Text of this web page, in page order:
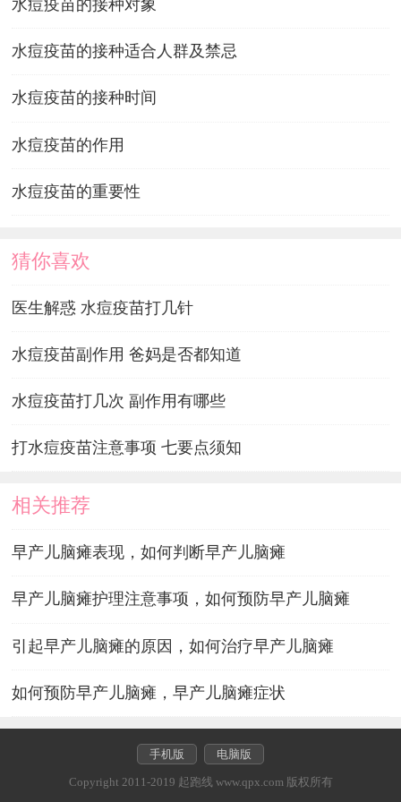
水痘疫苗的接种对象
水痘疫苗的接种适合人群及禁忌
水痘疫苗的接种时间
水痘疫苗的作用
水痘疫苗的重要性
猜你喜欢
医生解惑 水痘疫苗打几针
水痘疫苗副作用 爸妈是否都知道
水痘疫苗打几次 副作用有哪些
打水痘疫苗注意事项 七要点须知
相关推荐
早产儿脑瘫表现，如何判断早产儿脑瘫
早产儿脑瘫护理注意事项，如何预防早产儿脑瘫
引起早产儿脑瘫的原因，如何治疗早产儿脑瘫
如何预防早产儿脑瘫，早产儿脑瘫症状
手机版 电脑版
Copyright 2011-2019 起跑线 www.qpx.com 版权所有